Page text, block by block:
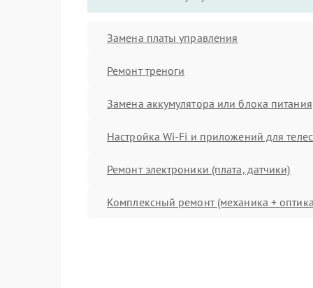
Замена платы управления
Ремонт треноги
Замена аккумулятора или блока питания
Настройка Wi-Fi и приложений для
Ремонт электроники (плата, датчики)
Комплексный ремонт (механика +